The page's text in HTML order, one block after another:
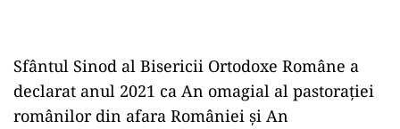
Sfântul Sinod al Bisericii Ortodoxe Române a
declarat anul 2021 ca An omagial al pastoraţiei
românilor din afara României şi An